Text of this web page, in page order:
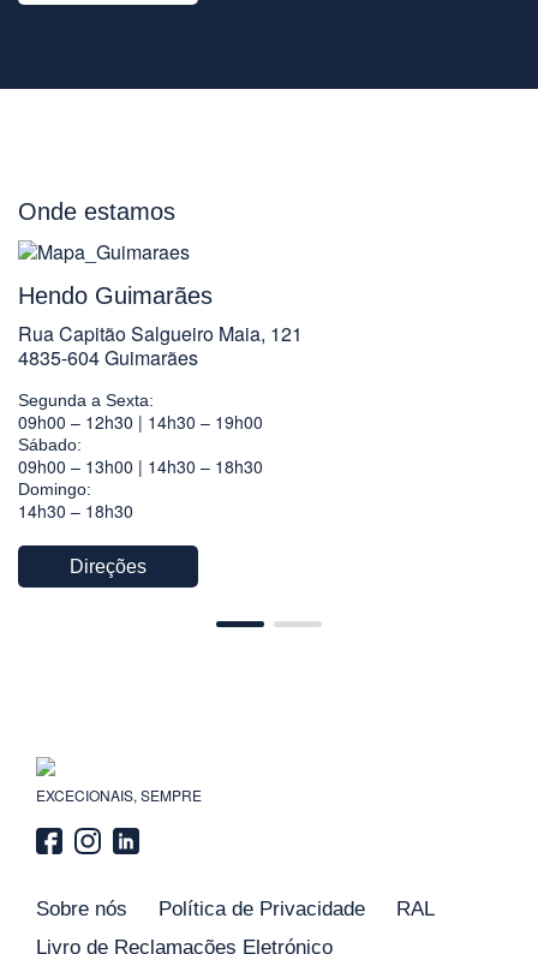
Onde estamos
Hendo Guimarães
Rua Capitão Salgueiro Maia, 121
4835-604 Guimarães
Segunda a Sexta:
09h00 – 12h30 | 14h30 – 19h00
Sábado:
09h00 – 13h00 | 14h30 – 18h30
Domingo:
14h30 – 18h30
Direções
EXCECIONAIS, SEMPRE
Sobre nós Política de Privacidade
RAL
Livro de Reclamações Eletrónico